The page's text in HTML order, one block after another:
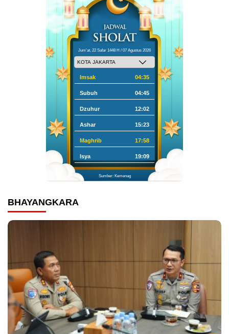
Jum'at, 22 Safar 1448 H / 07 Agustus 2026
Imsak 04:35
Subuh 04:45
Dzuhur 12:02
Ashar 15:23
Maghrib 17:58
Isya 19:09
Sumber: Kemenag
BHAYANGKARA